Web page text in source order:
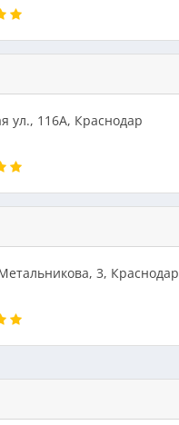
ул., 116А, Краснодар
3, Краснодар